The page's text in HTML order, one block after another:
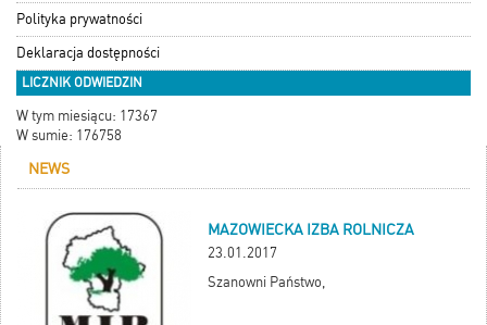
Polityka prywatności
Deklaracja dostępności
LICZNIK ODWIEDZIN
W tym miesiącu: 17367
W sumie: 176758
NEWS
MAZOWIECKA IZBA ROLNICZA
23.01.2017
Szanowni Państwo,